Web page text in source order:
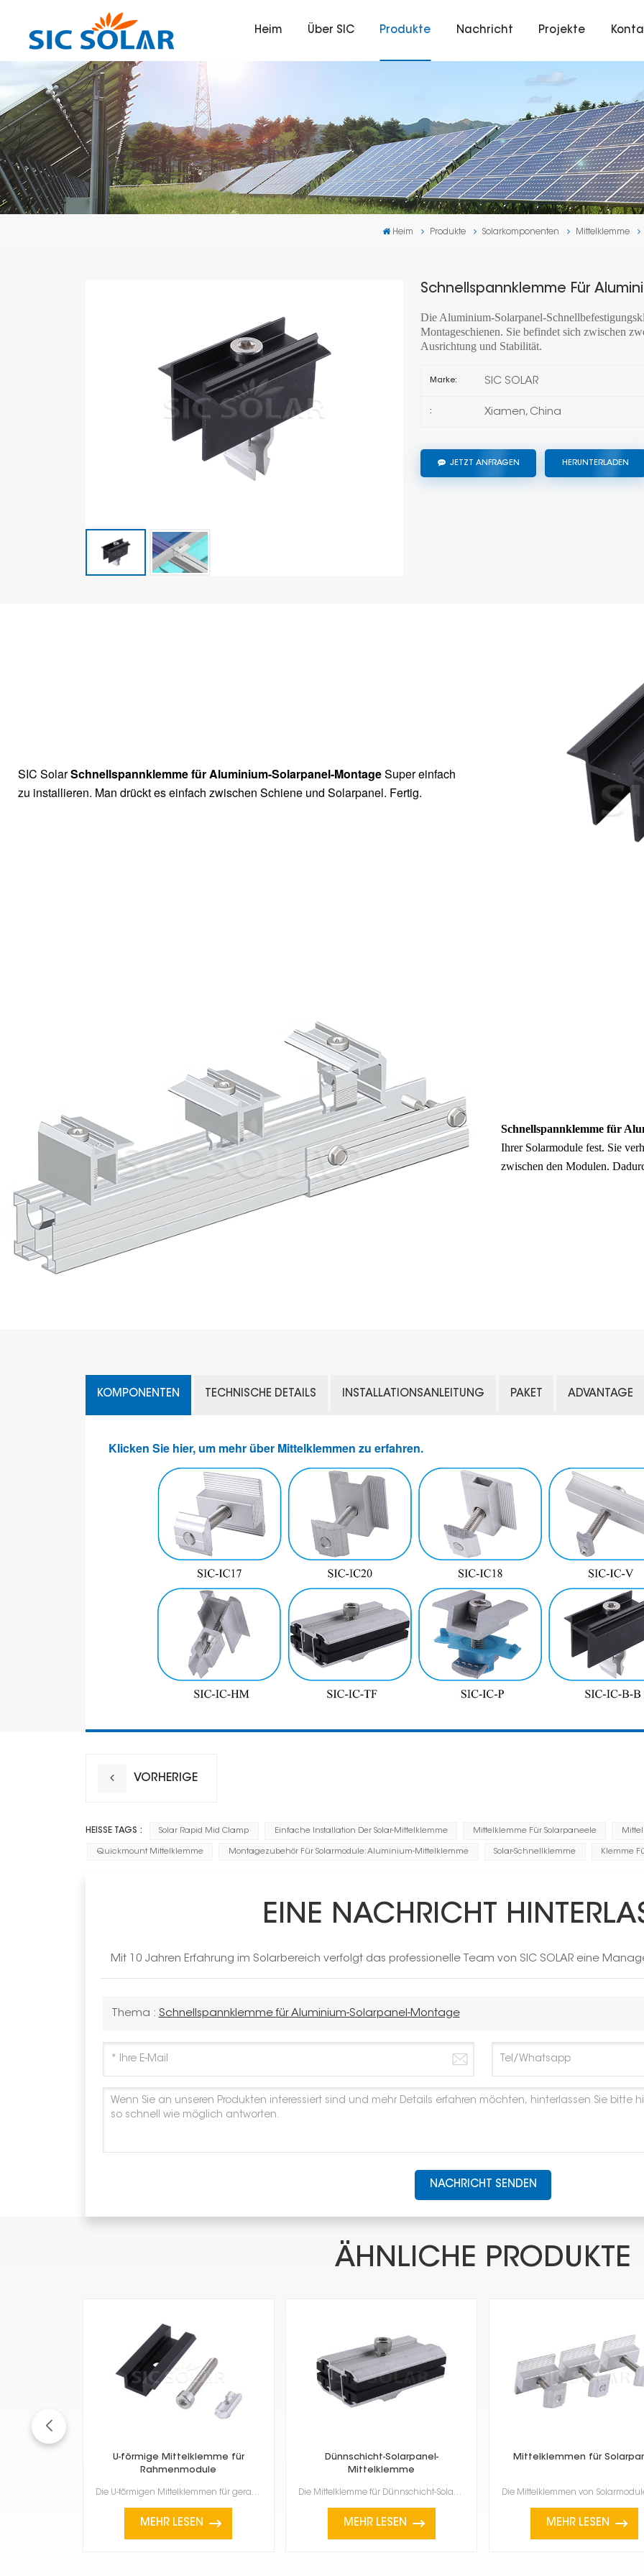
Heim Über SIC Produkte Nachricht Projekte
Heim Produkte Solarkomponenten Mittelklemme
Schnellspannklemme Für
Die Aluminium-Solarpanel-
Montageschienen. Sie befindet sich zwischen
Ausrichtung und Stabilität.
Marke: SIC SOLAR
: Xiamen, China
JETZT ANFRAGEN HERUNTERLADEN
SIC SolarSchnellspannklemme für Aluminium-Solarpanel-MontageSuper einfach
zu installieren. Man drückt es einfach zwischen Schiene und Solarpanel. Fertig.
Schnellspannklemme für
Ihrer Solarmodule fest. Sie
zwischen den Modulen.
KOMPONENTEN TECHNISCHE DETAILS INSTALLATIONSANLEITUNG PAKET ADVANTAGE
Klicken Sie hier, um mehr über Mittelklemmen zu erfahren.
VORHERIGE
HEISSE TAGS : Solar Rapid Mid Clamp Einfache Installation Der Solar-Mittelklemme Mittelklemme Für Solarpaneele
Quickmount Mittelklemme Montagezubehör Für Solarmodule: Aluminium-Mittelklemme Solar-Schnellklemme Klemme
EINE NACHRICHT
Mit 10 Jahren Erfahrung im Solarbereich verfolgt das professionelle Team von SIC SOLAR eine
Thema : Schnellspannklemme für Aluminium-Solarpanel-Montage
NACHRICHT SENDEN
ÄHNLICHE PRODUKTE
U-förmige Mittelklemme für
Rahmenmodule
Die U-förmigen Mittelklemmen für gerahmte Module sind für gerahmte Solarmodule, insbesondere solche ...
MEHR LESEN
Dünnschicht-Solarpanel-
Mittelklemme
Die Mittelklemme für Dünnschicht-Solarmodule ist ein spezielles Zubehörteil zur Befestigung von Dünn...
MEHR LESEN
Mittelklemmen für
MEHR LESEN